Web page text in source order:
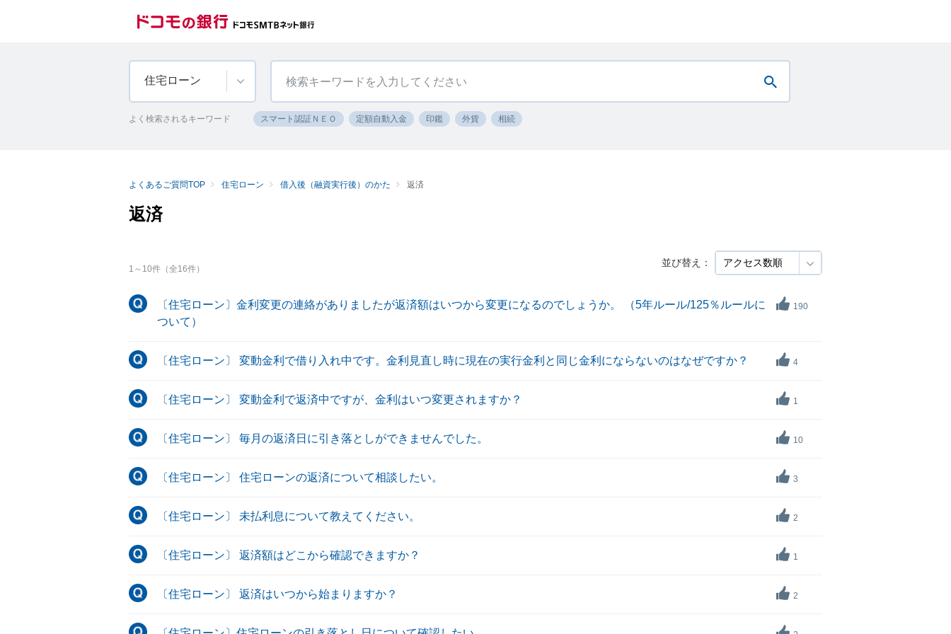
住宅ローン
よく検索されるキーワード スマート認証ＮＥＯ 定額自動入金 印鑑 外貨 相続
よくあるご質問TOP 住宅ローン 借入後（融資実行後）のかた 返済
返済
並び替え：
1 ～ 10件（全16件）
〔住宅ローン〕金利変更の連絡がありましたが返済額はいつから変更になるのでしょうか。 （5年ルール/125％ルールに
ついて）
190
〔住宅ローン〕 変動金利で借り入れ中です。金利見直し時に現在の実行金利と同じ金利にならないのはなぜですか？ 4
〔住宅ローン〕 変動金利で返済中ですが、金利はいつ変更されますか？ 1
〔住宅ローン〕 毎月の返済日に引き落としができませんでした。 10
〔住宅ローン〕 住宅ローンの返済について相談したい。 3
〔住宅ローン〕 未払利息について教えてください。 2
〔住宅ローン〕 返済額はどこから確認できますか？ 1
〔住宅ローン〕 返済はいつから始まりますか？ 2